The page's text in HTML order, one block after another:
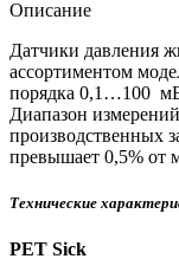
Описание
Датчики давления
ассортиментом
порядка 0,1…100
Диапазон
производственных
превышает 0,5% от
Технические
РЕТ Sick